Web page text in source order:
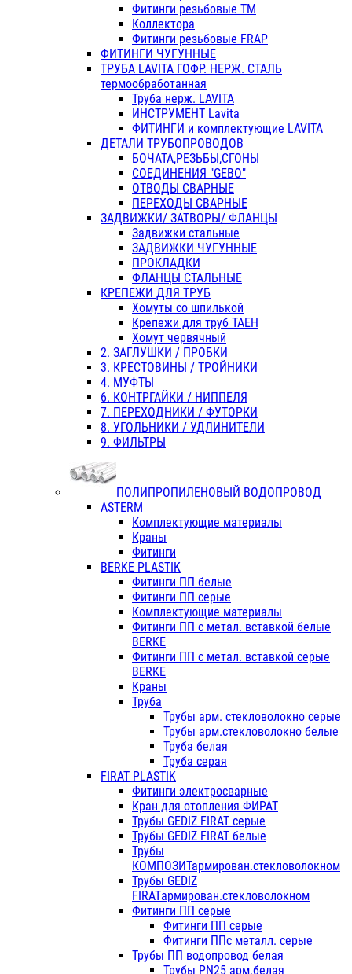
Фитинги резьбовые ТМ
Коллектора
Фитинги резьбовые FRAP
ФИТИНГИ ЧУГУННЫЕ
ТРУБА LAVITA ГОФР. НЕРЖ. СТАЛЬ
термообработанная
Труба нерж. LAVITA
ИНСТРУМЕНТ Lavita
ФИТИНГИ и комплектующие LAVITA
ДЕТАЛИ ТРУБОПРОВОДОВ
БОЧАТА,РЕЗЬБЫ,СГОНЫ
СОЕДИНЕНИЯ "GEBO"
ОТВОДЫ СВАРНЫЕ
ПЕРЕХОДЫ СВАРНЫЕ
ЗАДВИЖКИ/ ЗАТВОРЫ/ ФЛАНЦЫ
Задвижки стальные
ЗАДВИЖКИ ЧУГУННЫЕ
ПРОКЛАДКИ
ФЛАНЦЫ СТАЛЬНЫЕ
КРЕПЕЖИ ДЛЯ ТРУБ
Хомуты со шпилькой
Крепежи для труб ТАЕН
Хомут червячный
2. ЗАГЛУШКИ / ПРОБКИ
3. КРЕСТОВИНЫ / ТРОЙНИКИ
4. МУФТЫ
6. КОНТРГАЙКИ / НИППЕЛЯ
7. ПЕРЕХОДНИКИ / ФУТОРКИ
8. УГОЛЬНИКИ / УДЛИНИТЕЛИ
9. ФИЛЬТРЫ
ПОЛИПРОПИЛЕНОВЫЙ ВОДОПРОВОД
ASTERM
Комплектующие материалы
Краны
Фитинги
BERKE PLASTIK
Фитинги ПП белые
Фитинги ПП серые
Комплектующие материалы
Фитинги ПП с метал. вставкой белые
BERKE
Фитинги ПП с метал. вставкой серые
BERKE
Краны
Труба
Трубы арм. стекловолокно серые
Трубы арм.стекловолокно белые
Труба белая
Труба серая
FIRAT PLASTIK
Фитинги электросварные
Кран для отопления ФИРАТ
Трубы GEDIZ FIRAT серые
Трубы GEDIZ FIRAT белые
Трубы
КОМПОЗИТармирован.стекловолокном
Трубы GEDIZ
FIRATармирован.стекловолокном
Фитинги ПП серые
Фитинги ПП серые
Фитинги ППс металл. серые
Трубы ПП водопровод белая
Трубы PN25 арм.белая